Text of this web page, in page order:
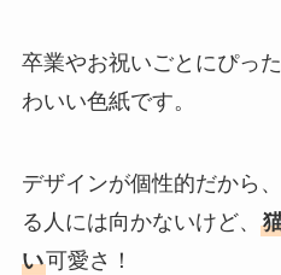
卒業やお祝いごとにぴっ
わいい色紙です。
デザインが個性的だから
る人には向かないけど、
い可愛さ！